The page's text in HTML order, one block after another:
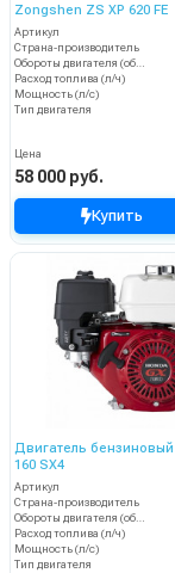
Zongshen ZS XP 620 FE
Артикул
Страна-производитель
Расход топлива (л/ч)
Мощность (л/с)
Тип двигателя
Цена
58 000 руб.
Купить
Двигатель бензиновый
160 SX4
Артикул
Страна-производитель
Обороты двигателя (об/мин)
Расход топлива (л/ч)
Мощность (л/с)
Тип двигателя